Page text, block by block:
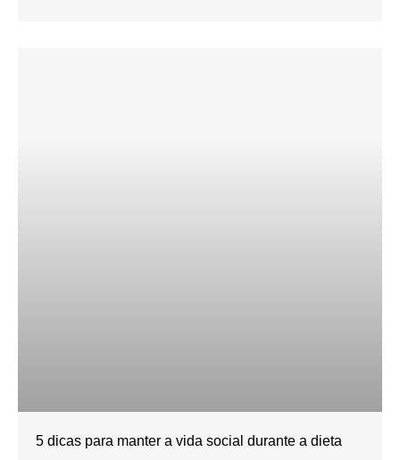
5 dicas para manter a vida social durante a dieta